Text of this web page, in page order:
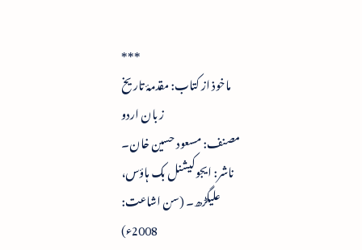
***
ماخوذ از کتاب: مقدمۂ تاریخ
زبان اردو
مصنف: مسعود حسین خان۔
ناشر: ایجوکیشنل بک ہاؤس،
علیگڑھ۔ (سن اشاعت:
2008ء)